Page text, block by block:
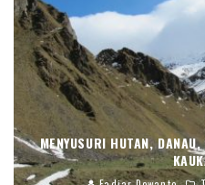
MENYUSURI HUTAN,